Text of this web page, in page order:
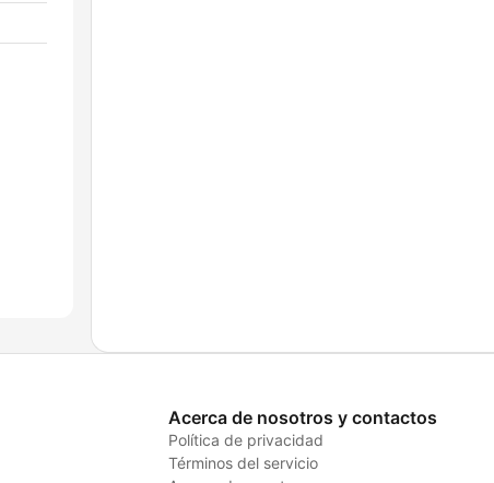
Acerca de nosotros y contactos
Política de privacidad
Términos del servicio